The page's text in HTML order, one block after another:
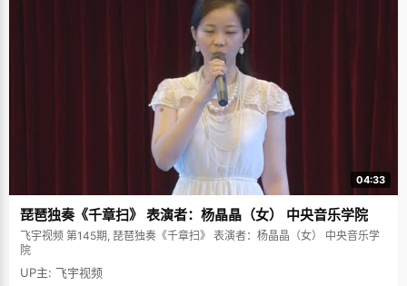
04:33
琵琶独奏《千章扫》 表演者：杨晶晶（女） 中央音乐学院
飞宇视频 第145期, 琵琶独奏《千章扫》 表演者：杨晶晶（女） 中央音乐学
院
UP主: 飞宇视频